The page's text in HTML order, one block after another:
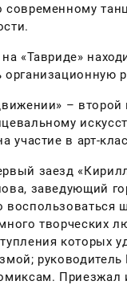
современному
«Тавриде»
организационную
– второй
участие в арт-
заезд
заведующий
воспользоваться
творческих
которых